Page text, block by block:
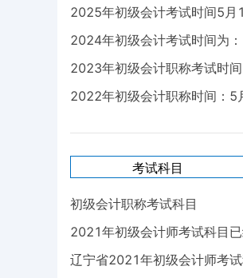
2025年初级会计考试时间5月
2024年初级会计考试时间为
2023年初级会计职称考试时
2022年初级会计职称时间：
考试科目
初级会计职称考试科目
2021年初级会计师考试科目
辽宁省2021年初级会计师考试